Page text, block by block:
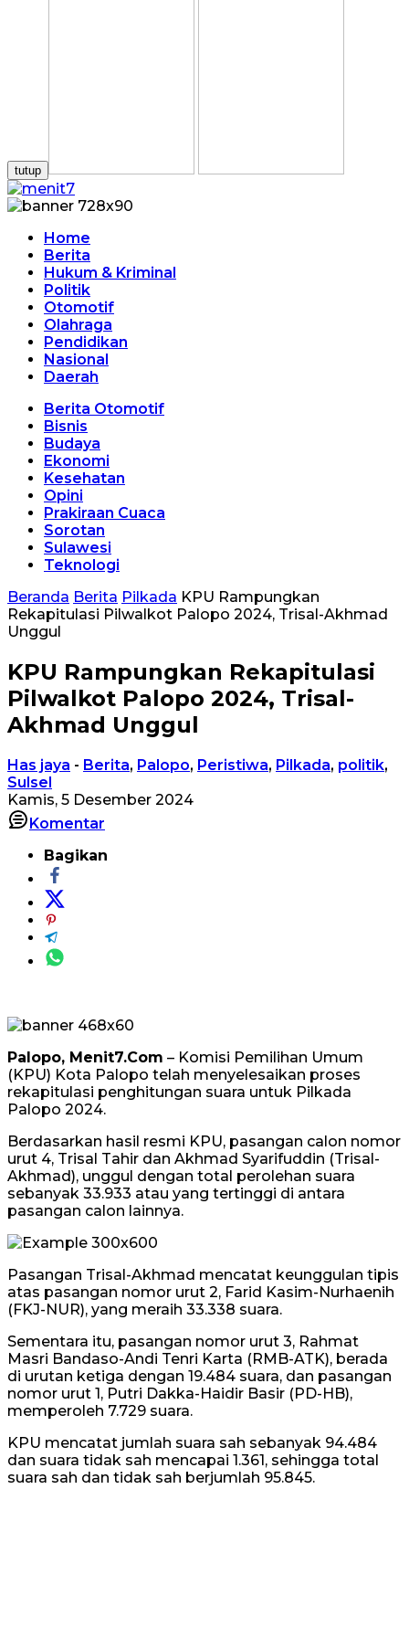
tutup
Home
Berita
Hukum & Kriminal
Politik
Otomotif
Olahraga
Pendidikan
Nasional
Daerah
Berita Otomotif
Bisnis
Budaya
Ekonomi
Kesehatan
Opini
Prakiraan Cuaca
Sorotan
Sulawesi
Teknologi
Beranda Berita Pilkada KPU Rampungkan
Rekapitulasi Pilwalkot Palopo 2024, Trisal-Akhmad
Unggul
KPU Rampungkan Rekapitulasi
Pilwalkot Palopo 2024, Trisal-
Akhmad Unggul
Has jaya - Berita, Palopo, Peristiwa, Pilkada, politik,
Sulsel
Kamis, 5 Desember 2024
Komentar
Bagikan
Palopo, Menit7.Com – Komisi Pemilihan Umum
(KPU) Kota Palopo telah menyelesaikan proses
rekapitulasi penghitungan suara untuk Pilkada
Palopo 2024.
Berdasarkan hasil resmi KPU, pasangan calon nomor
urut 4, Trisal Tahir dan Akhmad Syarifuddin (Trisal-
Akhmad), unggul dengan total perolehan suara
sebanyak 33.933 atau yang tertinggi di antara
pasangan calon lainnya.
Pasangan Trisal-Akhmad mencatat keunggulan tipis
atas pasangan nomor urut 2, Farid Kasim-Nurhaenih
(FKJ-NUR), yang meraih 33.338 suara.
Sementara itu, pasangan nomor urut 3, Rahmat
Masri Bandaso-Andi Tenri Karta (RMB-ATK), berada
di urutan ketiga dengan 19.484 suara, dan pasangan
nomor urut 1, Putri Dakka-Haidir Basir (PD-HB),
memperoleh 7.729 suara.
KPU mencatat jumlah suara sah sebanyak 94.484
dan suara tidak sah mencapai 1.361, sehingga total
suara sah dan tidak sah berjumlah 95.845.